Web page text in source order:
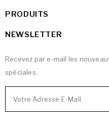
PRODUITS
NEWSLETTER
Recevez par e-mail les
spéciales.